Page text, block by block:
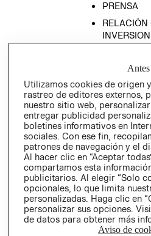
PRENSA
RELACIÓN
Chile ($)
Utilizamos cookies de origen
rastreo de editores externos,
nuestro sitio web,
entregar publicidad
boletines informativos en
sociales. Con ese fin,
patrones de navegación y el
Al hacer clic en “Aceptar
compartamos esta
publicitarios. Al elegir “Solo
opcionales, lo que limita
personalizadas. Haga clic en
personalizar sus opciones.
de datos para obtener más
Aviso de